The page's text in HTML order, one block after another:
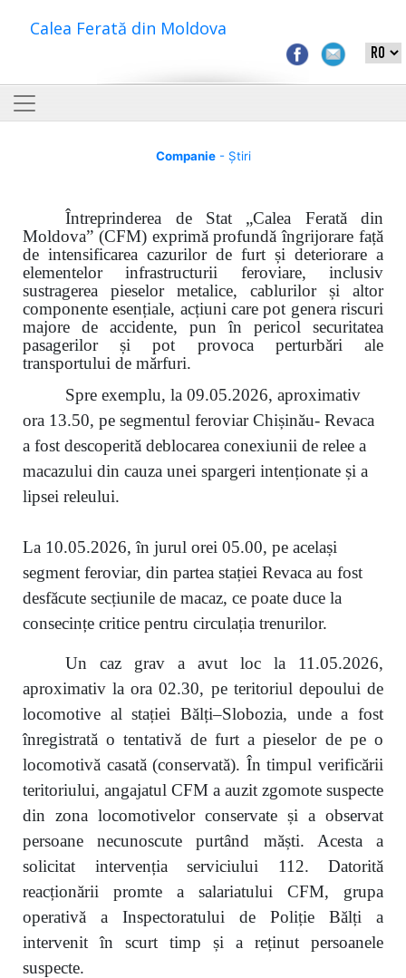
Calea Ferată din Moldova
Companie- Știri
Întreprinderea de Stat „Calea Ferată din
Moldova” (CFM) exprimă profundă îngrijorare față
de intensificarea cazurilor de furt și deteriorare a
elementelor infrastructurii feroviare, inclusiv
sustragerea pieselor metalice, cablurilor și altor
componente esențiale, acțiuni care pot genera riscuri
majore de accidente, pun în pericol securitatea
pasagerilor și pot provoca perturbări ale
transportului de mărfuri.
Spre exemplu, la 09.05.2026, aproximativ
ora 13.50, pe segmentul feroviar Chișinău- Revaca
a fost descoperită deblocarea conexiunii de relee a
macazului din cauza unei spargeri intenționate și a
lipsei releului.
La 10.05.2026, în jurul orei 05.00, pe același
segment feroviar, din partea stației Revaca au fost
desfăcute secțiunile de macaz, ce poate duce la
consecințe critice pentru circulația trenurilor.
Un caz grav a avut loc la 11.05.2026,
aproximativ la ora 02.30, pe teritoriul depoului de
locomotive al stației Bălți–Slobozia, unde a fost
înregistrată o tentativă de furt a pieselor de pe o
locomotivă casată (conservată). În timpul verificării
teritoriului, angajatul CFM a auzit zgomote suspecte
din zona locomotivelor conservate și a observat
persoane necunoscute purtând măști. Acesta a
solicitat intervenția serviciului 112. Datorită
reacționării promte a salariatului CFM, grupa
operativă a Inspectoratului de Poliție Bălți a
intervenit în scurt timp și a reținut persoanele
suspecte.